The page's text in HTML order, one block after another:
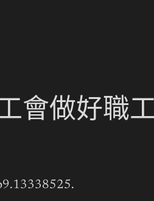
會做好職